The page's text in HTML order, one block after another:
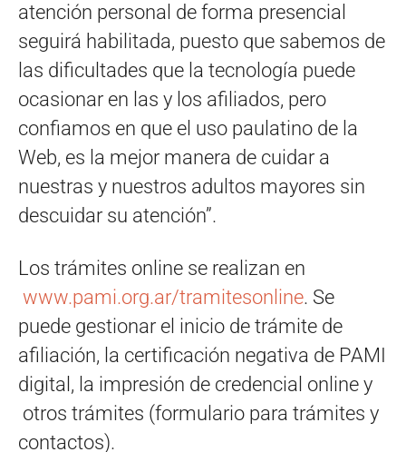
atención personal de forma presencial
seguirá habilitada, puesto que sabemos de
las dificultades que la tecnología puede
ocasionar en las y los afiliados, pero
confiamos en que el uso paulatino de la
Web, es la mejor manera de cuidar a
nuestras y nuestros adultos mayores sin
descuidar su atención”.
Los trámites online se realizan en
www.pami.org.ar/tramitesonline. Se
puede gestionar el inicio de trámite de
afiliación, la certificación negativa de PAMI
digital, la impresión de credencial online y
otros trámites (formulario para trámites y
contactos).